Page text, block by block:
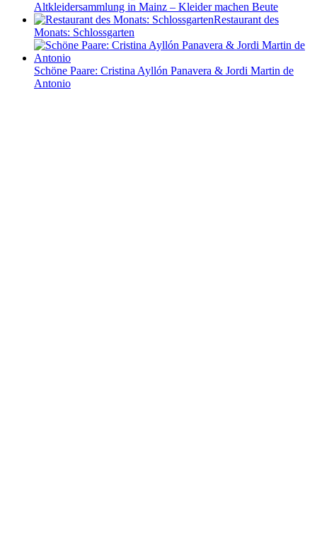
Altkleidersammlung in Mainz – Kleider machen Beute
Restaurant des
Monats: Schlossgarten
Schöne Paare: Cristina Ayllón Panavera & Jordi Martin de
Antonio